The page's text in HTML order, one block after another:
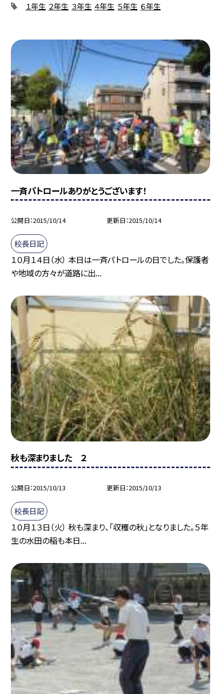
１年生 ２年生 ３年生 ４年生 ５年生 ６年生
一斉パトロールありがとうございます！
公開日 2015/10/14 更新日 2015/10/14
校長日記
１０月１４日（水） 本日は一斉パトロールの日でした。保護者
や地域の方々が道路に出...
秋も深まりました ２
公開日 2015/10/13 更新日 2015/10/13
校長日記
１０月１３日（火） 秋も深まり、「収穫の秋」となりました。５年
生の水田の稲も本日...